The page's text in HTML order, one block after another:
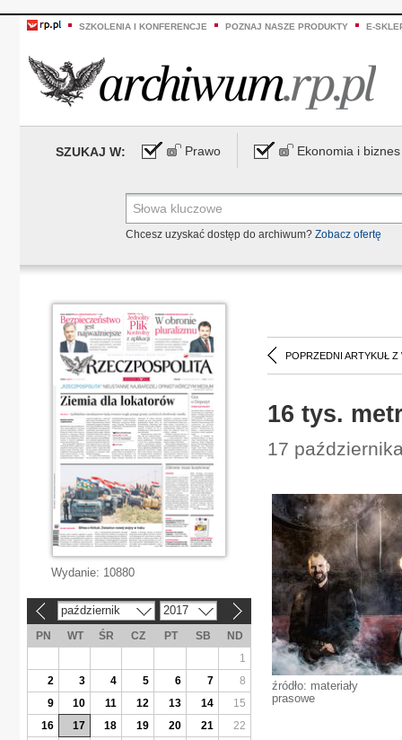
SZKOLENIA I KONFERENCJE POZNAJ NASZE PRODUKTY E-
SZUKAJ W: Prawo Ekonomia i biznes
Chcesz uzyskać dostęp do archiwum? Zobacz ofertę
POPRZEDNI ARTYKUŁ Z
16 tys.
17
źródło: materiały
prasowe
Wydanie: 10880
październik 2017
PN WT ŚR CZ PT SB
ND
1
2
3 4 5 6 7
8
9
10 11 12 13 14
15
16
17 18 19 20 21
22